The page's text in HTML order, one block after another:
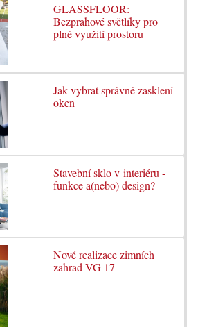
GLASSFLOOR:
Bezprahové světlíky pro
plné využití prostoru
Jak vybrat správné zasklení
oken
Stavební sklo v interiéru -
funkce a(nebo) design?
Nové realizace zimních
zahrad VG 17